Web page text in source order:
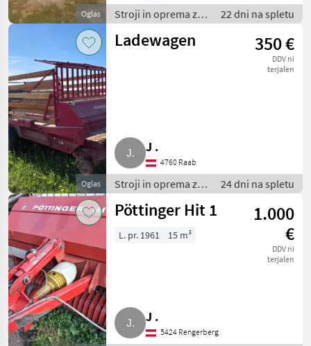
Oglas
Stroji in oprema za
žetev in spravilo /
Nakladalna
22 dni na spletu
Oglas
Ladewagen 350 €
DDV ni
terjalen
J .
4760 Raab
Stroji in oprema za
žetev in spravilo /
Nakladalna
24 dni na spletu
Pöttinger Hit 1
1.000
€
DDV ni
terjalen
L. pr. 1961 15 m³
J .
5424 Rengerberg